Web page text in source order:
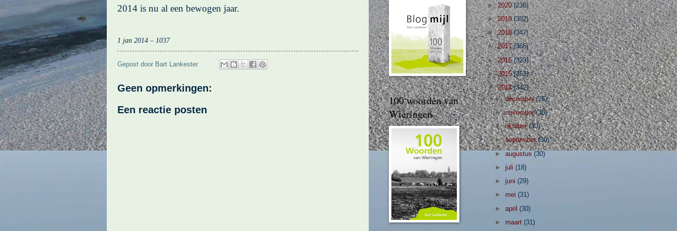
2014 is nu al een bewogen jaar.
1 jan 2014 – 1037
Gepost door Bart Lankester
Geen opmerkingen:
Een reactie posten
100 woorden van
Wieringen
►2020(236)
►2019(302)
►2018(347)
►2017(365)
►2016(323)
►2015(353)
▼2014(342)
►december(25)
►november(30)
►oktober(30)
►september(30)
►augustus(30)
►juli(18)
►juni(29)
► mei(31)
►april(30)
► maart(31)